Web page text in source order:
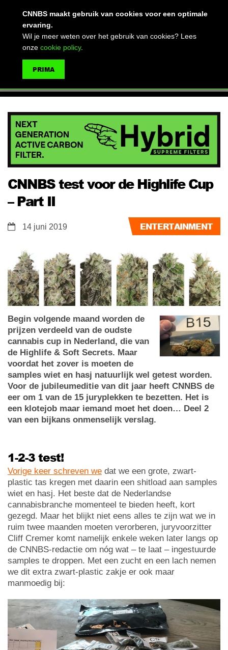
CNNBS test voor de Highlife Cup
– Part II
ENTERTAINMENT
14 juni 2019
Begin volgende maand worden de
prijzen verdeeld van de oudste
cannabis cup in Nederland, die van
de Highlife & Soft Secrets. Maar
voordat het zover is moeten de
samples wiet en hasj natuurlijk wel getest worden.
Voor de jubileumeditie van dit jaar heeft CNNBS de
eer om 1 van de 15 juryplekken te bezetten. Het is
een klotejob maar iemand moet het doen… Deel 2
van een bijkans onmenselijk verslag.
1-2-3 test!
Vorige keer schreven we dat we een grote, zwart-
plastic tas kregen met daarin een shitload aan samples
wiet en hasj. Het beste dat de Nederlandse
cannabisbranche momenteel te bieden heeft, kort
gezegd. Maar het blijkt niet eens alles te zijn wat we in
ruim twee maanden moeten verorberen, juryvoorzitter
Cliff Cremer komt namelijk enkele weken later langs op
de CNNBS-redactie om nóg wat – te laat – ingestuurde
samples te droppen. Met een zucht en een lach nemen
we dit extra zwart-plastic zakje er ook maar
manmoedig bij:
CNNBS maakt gebruik van cookies voor een optimale
ervaring.
Wil je meer weten over het gebruik van cookies? Lees
onze cookie policy.
PRIMA